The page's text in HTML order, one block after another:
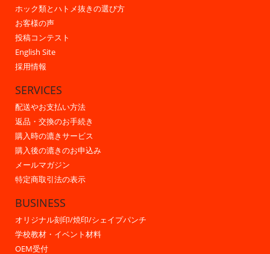
ホック類とハトメ抜きの選び方
お客様の声
投稿コンテスト
English Site
採用情報
SERVICES
配送やお支払い方法
返品・交換のお手続き
購入時の漉きサービス
購入後の漉きのお申込み
メールマガジン
特定商取引法の表示
BUSINESS
オリジナル刻印/焼印/シェイプパンチ
学校教材・イベント材料
OEM受付